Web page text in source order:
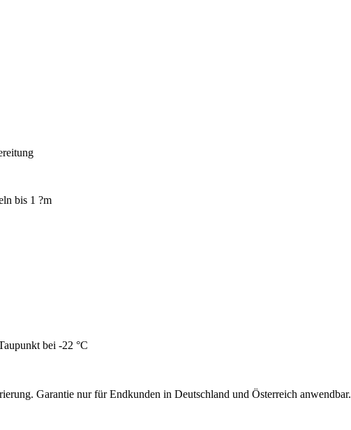
bis 1 ?m
bei -22 °C
Garantie nur für Endkunden in Deutschland und Österreich anwendbar.